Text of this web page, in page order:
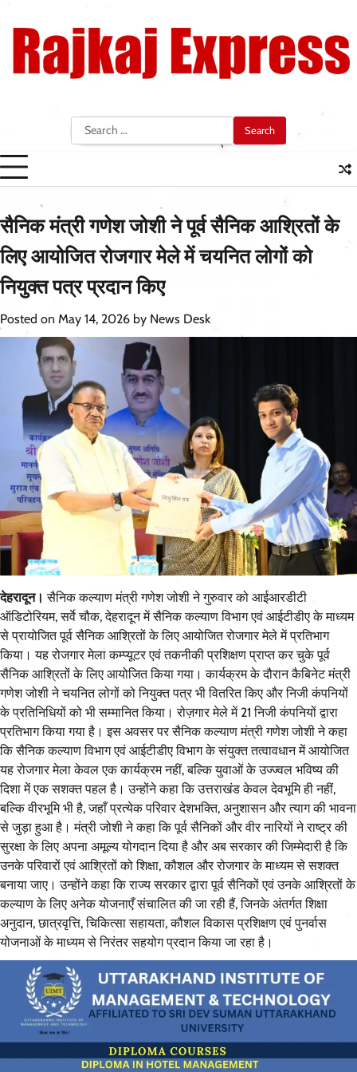
content
Search
for:
सैनिक मंत्री गणेश जोशी ने पूर्व सैनिक आश्रितों के
लिए आयोजित रोजगार मेले में चयनित लोगों को
नियुक्त पत्र प्रदान किए
Posted on May 14, 2026 by News Desk
देहरादून। सैनिक कल्याण मंत्री गणेश जोशी ने गुरुवार को आईआरडीटी
ऑडिटोरियम, सर्वे चौक, देहरादून में सैनिक कल्याण विभाग एवं आईटीडीए के माध्यम
से प्रायोजित पूर्व सैनिक आश्रितों के लिए आयोजित रोजगार मेले में प्रतिभाग
किया। यह रोजगार मेला कम्प्यूटर एवं तकनीकी प्रशिक्षण प्राप्त कर चुके पूर्व
सैनिक आश्रितों के लिए आयोजित किया गया। कार्यक्रम के दौरान कैबिनेट मंत्री
गणेश जोशी ने चयनित लोगों को नियुक्त पत्र भी वितरित किए और निजी कंपनियों
के प्रतिनिधियों को भी सम्मानित किया। रोज़गार मेले में 21 निजी कंपनियों द्वारा
प्रतिभाग किया गया है। इस अवसर पर सैनिक कल्याण मंत्री गणेश जोशी ने कहा
कि सैनिक कल्याण विभाग एवं आईटीडीए विभाग के संयुक्त तत्वावधान में आयोजित
यह रोजगार मेला केवल एक कार्यक्रम नहीं, बल्कि युवाओं के उज्ज्वल भविष्य की
दिशा में एक सशक्त पहल है। उन्होंने कहा कि उत्तराखंड केवल देवभूमि ही नहीं,
बल्कि वीरभूमि भी है, जहाँ प्रत्येक परिवार देशभक्ति, अनुशासन और त्याग की भावना
से जुड़ा हुआ है। मंत्री जोशी ने कहा कि पूर्व सैनिकों और वीर नारियों ने राष्ट्र की
सुरक्षा के लिए अपना अमूल्य योगदान दिया है और अब सरकार की जिम्मेदारी है कि
उनके परिवारों एवं आश्रितों को शिक्षा, कौशल और रोजगार के माध्यम से सशक्त
बनाया जाए। उन्होंने कहा कि राज्य सरकार द्वारा पूर्व सैनिकों एवं उनके आश्रितों के
कल्याण के लिए अनेक योजनाएँ संचालित की जा रही हैं, जिनके अंतर्गत शिक्षा
अनुदान, छात्रवृत्ति, चिकित्सा सहायता, कौशल विकास प्रशिक्षण एवं पुनर्वास
योजनाओं के माध्यम से निरंतर सहयोग प्रदान किया जा रहा है।